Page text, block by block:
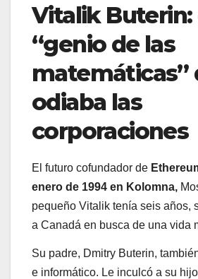
Vitalik Buterin:
“genio de las
matemáticas”
odiaba las
corporaciones
El futuro cofundador de
enero de 1994 en Kolomna,
pequeño Vitalik tenía seis años,
a Canadá en busca de una vida
Su padre, Dmitry Buterin,
e informático. Le inculcó a su